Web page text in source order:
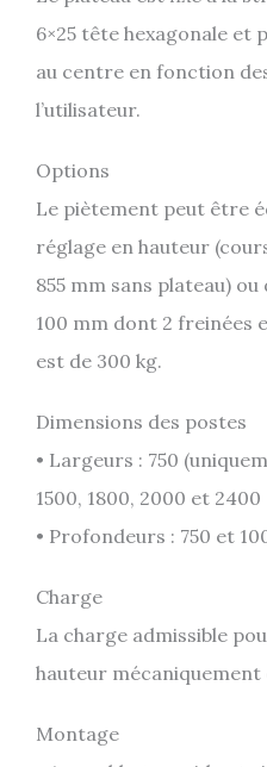
6×25 tête hexagonale et
au centre en fonction
l’utilisateur.
Options
Le piètement peut être
réglage en hauteur
855 mm sans plateau)
100 mm dont 2 freinées
est de 300 kg.
Dimensions des postes
• Largeurs : 750
1500, 1800, 2000 et 2400
• Profondeurs : 750 et
Charge
La charge admissible
hauteur mécaniquement
Montage